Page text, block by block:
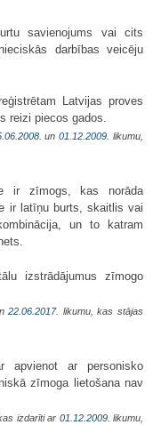
savienojums vai cits
darbības veicēju
Latvijas proves
reizi piecos gados.
un01.12.2009 . likumu,
ir zīmogs, kas norāda
ir latīņu burts, skaitlis vai
un to katram
izstrādājumus zīmogo
22.06.2017. likumu, kas stājas
ar personisko
zīmoga lietošana nav
izdarīti ar 01.12.2009. likumu,